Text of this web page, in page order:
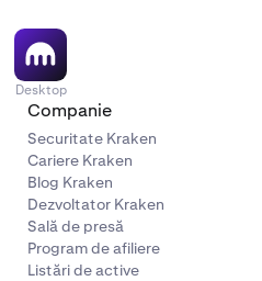
Desktop
Companie
Securitate Kraken
Cariere Kraken
Blog Kraken
Dezvoltator Kraken
Sală de presă
Program de afiliere
Listări de active